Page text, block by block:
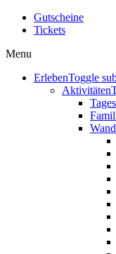
Gutscheine
Tickets
Menu
ErlebenToggle
Aktivitäten